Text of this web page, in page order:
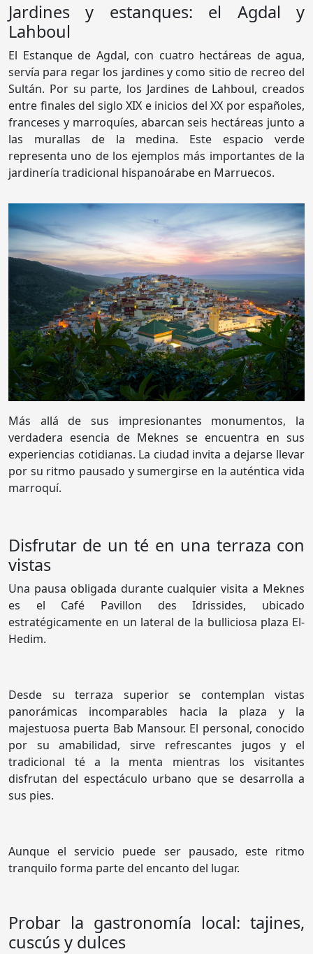
Jardines y estanques: el Agdal y
Lahboul
El Estanque de Agdal, con cuatro hectáreas de agua,
servía para regar los jardines y como sitio de recreo del
Sultán. Por su parte, los Jardines de Lahboul, creados
entre finales del siglo XIX e inicios del XX por españoles,
franceses y marroquíes, abarcan seis hectáreas junto a
las murallas de la medina. Este espacio verde
representa uno de los ejemplos más importantes de la
jardinería tradicional hispanoárabe en Marruecos.
Más allá de sus impresionantes monumentos, la
verdadera esencia de Meknes se encuentra en sus
experiencias cotidianas. La ciudad invita a dejarse llevar
por su ritmo pausado y sumergirse en la auténtica vida
marroquí.
Disfrutar de un té en una terraza con
vistas
Una pausa obligada durante cualquier visita a Meknes
es el Café Pavillon des Idrissides, ubicado
estratégicamente en un lateral de la bulliciosa plaza El-
Hedim.
Desde su terraza superior se contemplan vistas
panorámicas incomparables hacia la plaza y la
majestuosa puerta Bab Mansour. El personal, conocido
por su amabilidad, sirve refrescantes jugos y el
tradicional té a la menta mientras los visitantes
disfrutan del espectáculo urbano que se desarrolla a
sus pies.
Aunque el servicio puede ser pausado, este ritmo
tranquilo forma parte del encanto del lugar.
Probar la gastronomía local: tajines,
cuscús y dulces